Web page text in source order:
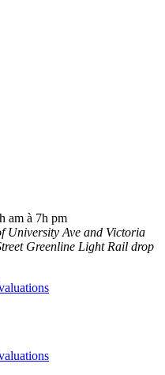
am à 7h pm
University Ave and Victoria
Greenline Light Rail drop